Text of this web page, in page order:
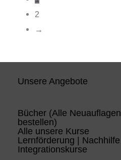
2
→
Unsere Angebote
Bücher (Alle
bestellen)
Alle unsere Kurse
Lernförderung | Nachhilfe
Integrationskurse